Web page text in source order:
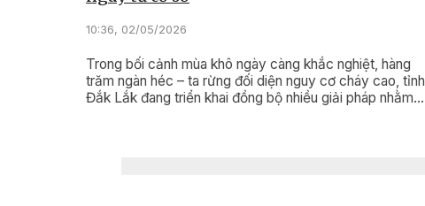
10:36, 02/05/2026
Trong bối cảnh mùa khô ngày càng khắc nghiệt, hàng
trăm ngàn héc – ta rừng đối diện nguy cơ cháy cao, tỉnh
Đắk Lắk đang triển khai đồng bộ nhiều giải pháp nhằm